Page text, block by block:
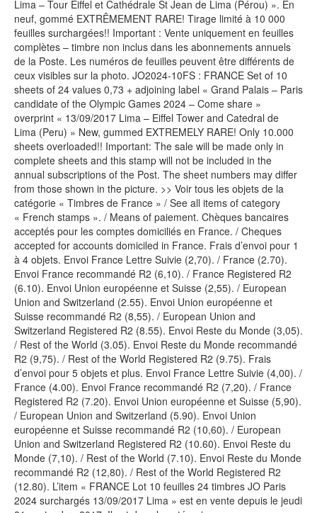
Lima – Tour Eiffel et Cathédrale St Jean de Lima (Pérou) ». En
neuf, gommé EXTRÊMEMENT RARE! Tirage limité à 10 000
feuilles surchargées!! Important : Vente uniquement en feuilles
complètes – timbre non inclus dans les abonnements annuels
de la Poste. Les numéros de feuilles peuvent être différents de
ceux visibles sur la photo. JO2024-10FS : FRANCE Set of 10
sheets of 24 values 0,73 + adjoining label « Grand Palais – Paris
candidate of the Olympic Games 2024 – Come share »
overprint « 13/09/2017 Lima – Eiffel Tower and Catedral de
Lima (Peru) » New, gummed EXTREMELY RARE! Only 10.000
sheets overloaded!! Important: The sale will be made only in
complete sheets and this stamp will not be included in the
annual subscriptions of the Post. The sheet numbers may differ
from those shown in the picture. >> Voir tous les objets de la
catégorie « Timbres de France » / See all items of category
« French stamps ». / Means of paiement. Chèques bancaires
acceptés pour les comptes domiciliés en France. / Cheques
accepted for accounts domiciled in France. Frais d’envoi pour 1
à 4 objets. Envoi France Lettre Suivie (2,70). / France (2.70).
Envoi France recommandé R2 (6,10). / France Registered R2
(6.10). Envoi Union européenne et Suisse (2,55). / European
Union and Switzerland (2.55). Envoi Union européenne et
Suisse recommandé R2 (8,55). / European Union and
Switzerland Registered R2 (8.55). Envoi Reste du Monde (3,05).
/ Rest of the World (3.05). Envoi Reste du Monde recommandé
R2 (9,75). / Rest of the World Registered R2 (9.75). Frais
d’envoi pour 5 objets et plus. Envoi France Lettre Suivie (4,00). /
France (4.00). Envoi France recommandé R2 (7,20). / France
Registered R2 (7.20). Envoi Union européenne et Suisse (5,90).
/ European Union and Switzerland (5.90). Envoi Union
européenne et Suisse recommandé R2 (10,60). / European
Union and Switzerland Registered R2 (10.60). Envoi Reste du
Monde (7,10). / Rest of the World (7.10). Envoi Reste du Monde
recommandé R2 (12,80). / Rest of the World Registered R2
(12.80). L’item « FRANCE Lot 10 feuilles 24 timbres JO Paris
2024 surchargés 13/09/2017 Lima » est en vente depuis le jeudi